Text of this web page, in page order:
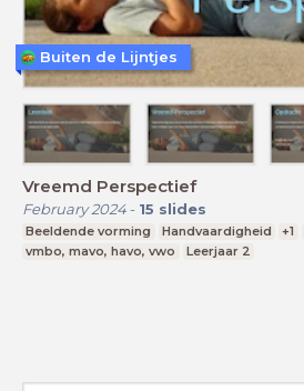
Vreemd Perspectief
February 2024- 15 slides
Beeldende vorming Handvaardigheid +1
vmbo, mavo, havo, vwo
Leerjaar 2
Buiten de Lijntjes